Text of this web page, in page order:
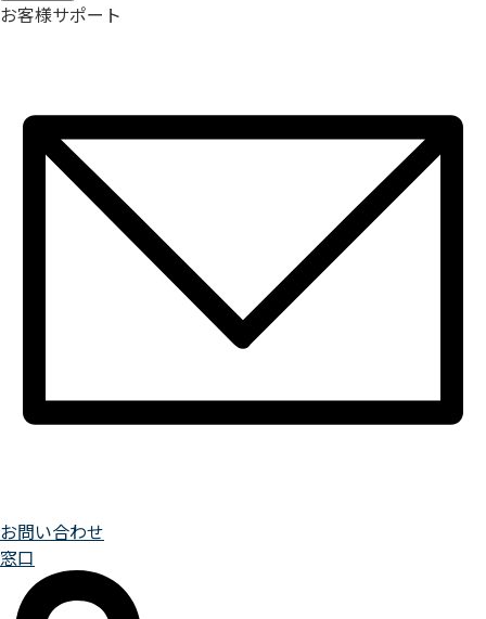
お客様サポート
お問い合わせ
窓口